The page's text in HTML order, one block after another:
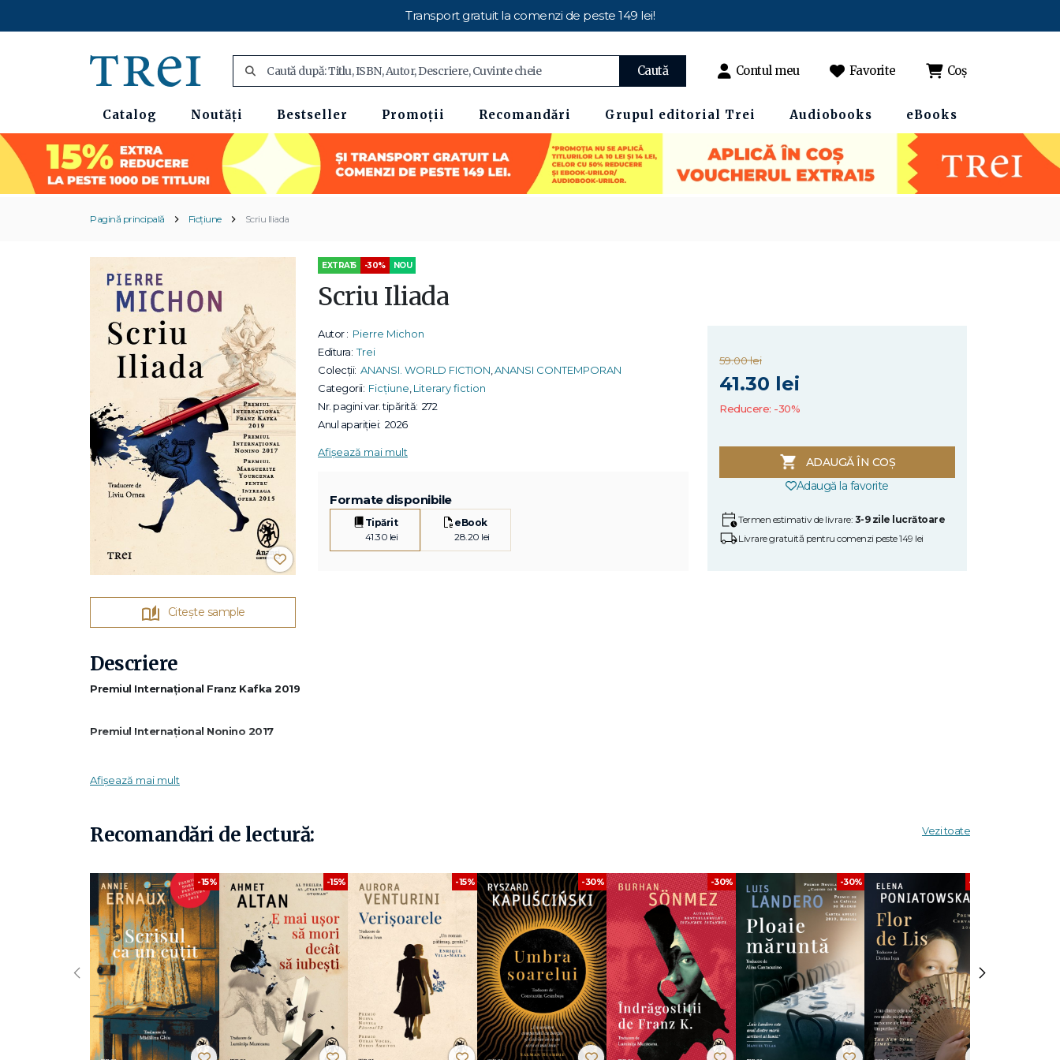
Transport gratuit la comenzi de peste 149 lei!
Caută Contul meu Favorite Coș
Catalog Noutăți Bestseller Promoții Recomandări Grupul editorial Trei Audiobooks eBooks
Pagină principală Ficțiune Scriu Iliada
Citește sample
EXTRA15 -30% NOU
Scriu Iliada
Autor : Pierre Michon
Editura: Trei
Colecții: ANANSI. WORLD FICTION ANANSI CONTEMPORAN
Categorii: Ficțiune Literary fiction
Nr. pagini var. tipărită: 272
Anul apariției: 2026
Afișează mai mult
Formate disponibile
Tipărit
41.30 lei
eBook
28.20 lei
59.00 lei
41.30 lei
Reducere: -30%
ADAUGĂ ÎN COȘ
Adaugă la favorite
Termen estimativ de livrare: 3-9 zile lucrătoare
Livrare gratuită pentru comenzi peste 149 lei
Descriere
Premiul Internațional Franz Kafka 2019
Premiul Internațional Nonino 2017
Premiul Marguerite Yourcenar pentru întreaga operă 2015
care i-am numit zei, dar și vocile războiului. Iubirea și războiul sunt mama și tatăl oricărei povestiri, încă de la prima, care este «Visul lui
Homer». Am încercat să-l întrezăresc pe Homer în vremurile și locurile sale antice, dar și aici și acum. Cântăreț neobosit, el ezită între epoca
Pierre Michon
„Scriu Iliadaconfirmă faptul că Pierre Michoneste un mare scriitor, nu pentru că ar fi o carte perfectă, ideală ca Apollo, ci pentru că
blestemă, suspină, răcnește, geme ca Dionysos.“ -Enattendant Nadeau
„Considerat un scriitor-cult, opera sa este asemănătoare marmurei care învelește Prizonieriilui Michelangelo: pentru lume, o schiță
misterioasă; pentru cititorii adevărați, o capodoperă. Povestirile sale se transformă în fresce în care existențe aparent neînsemnate devin
extraordinare, paradigme ale ființei noastre, legături cu o lume ancestrală care constituie sufletul profund al culturii noastre.“ -Juriul
PremiuluiNonino
Afișează mai mult
Recomandări de lectură: Vezi toate
-15% -15% -15% -30% -30% -30% -30%
‹ ›